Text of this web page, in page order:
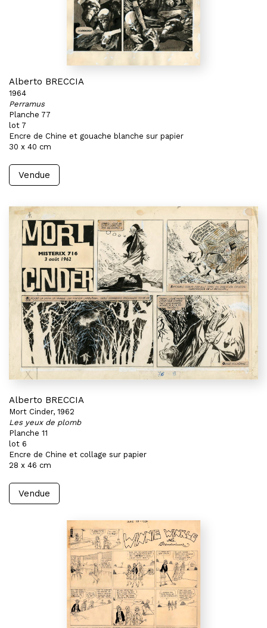
Alberto BRECCIA
1964
Perramus
Planche 77
lot 7
Encre de Chine et gouache blanche sur papier
30 x 40 cm
Vendue
Alberto BRECCIA
Mort Cinder, 1962
Les yeux de plomb
Planche 11
lot 6
Encre de Chine et collage sur papier
28 x 46 cm
Vendue